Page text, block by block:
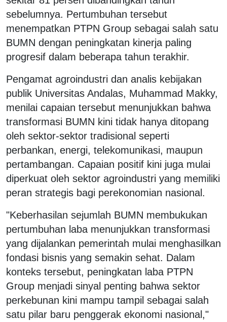
sebelumnya. Pertumbuhan tersebut
menempatkan PTPN Group sebagai salah satu
BUMN dengan peningkatan kinerja paling
progresif dalam beberapa tahun terakhir.
Pengamat agroindustri dan analis kebijakan
publik Universitas Andalas, Muhammad Makky,
menilai capaian tersebut menunjukkan bahwa
transformasi BUMN kini tidak hanya ditopang
oleh sektor-sektor tradisional seperti
perbankan, energi, telekomunikasi, maupun
pertambangan. Capaian positif kini juga mulai
diperkuat oleh sektor agroindustri yang memiliki
peran strategis bagi perekonomian nasional.
"Keberhasilan sejumlah BUMN membukukan
pertumbuhan laba menunjukkan transformasi
yang dijalankan pemerintah mulai menghasilkan
fondasi bisnis yang semakin sehat. Dalam
konteks tersebut, peningkatan laba PTPN
Group menjadi sinyal penting bahwa sektor
perkebunan kini mampu tampil sebagai salah
satu pilar baru penggerak ekonomi nasional,"